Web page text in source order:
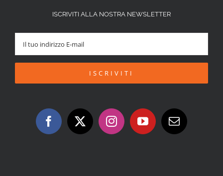
ISCRIVITI ALLA NOSTRA NEWSLETTER